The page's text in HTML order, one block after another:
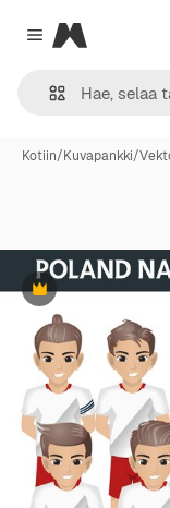
Close menu
Magnific
Kotiin/Kuvapankki/
Premium